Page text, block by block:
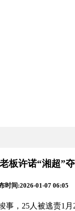
板许诺“湘超”
时间:2026-01-07 06:05
25人被逃责1